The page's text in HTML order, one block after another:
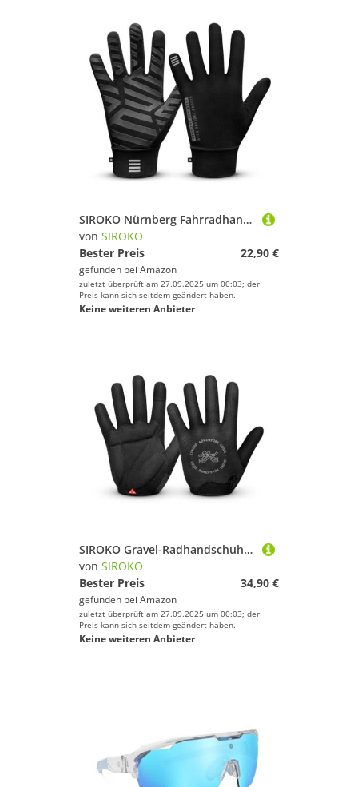
SIROKO Nürnberg Fahrradhandschuhe, Schwarz, Größe S
von SIROKO
Bester Preis
22,90 €
gefunden bei Amazon
zuletzt überprüft am 27.09.2025 um 00:03; der
Preis kann sich seitdem geändert haben.
Keine weiteren Anbieter
SIROKO Gravel-Radhandschuhe Frontier, Schwarz, Schwarz , XS
von SIROKO
Bester Preis
34,90 €
gefunden bei Amazon
zuletzt überprüft am 27.09.2025 um 00:03; der
Preis kann sich seitdem geändert haben.
Keine weiteren Anbieter